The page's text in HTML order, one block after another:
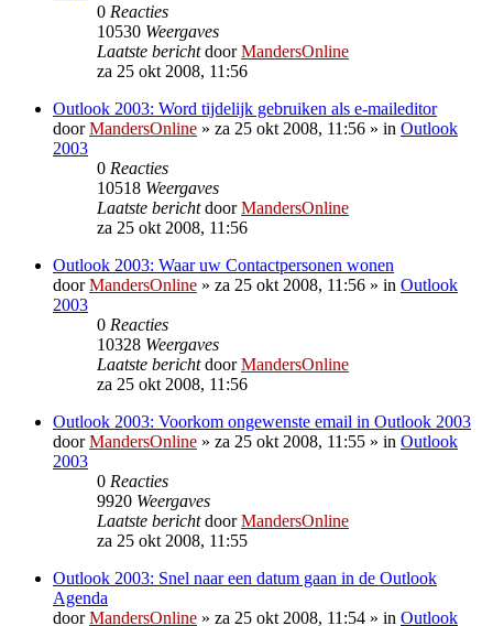
0 Reacties
10530 Weergaves
Laatste berichtdoorMandersOnline
za 25 okt 2008, 11:56
Outlook 2003: Word tijdelijk gebruiken als e-maileditor
doorMandersOnline » za 25 okt 2008, 11:56 » in Outlook
2003
0 Reacties
10518 Weergaves
Laatste berichtdoorMandersOnline
za 25 okt 2008, 11:56
Outlook 2003: Waar uw Contactpersonen wonen
doorMandersOnline » za 25 okt 2008, 11:56 » in Outlook
2003
0 Reacties
10328 Weergaves
Laatste berichtdoorMandersOnline
za 25 okt 2008, 11:56
Outlook 2003: Voorkom ongewenste email in Outlook 2003
doorMandersOnline » za 25 okt 2008, 11:55 » in Outlook
2003
0 Reacties
9920 Weergaves
Laatste berichtdoorMandersOnline
za 25 okt 2008, 11:55
Outlook 2003: Snel naar een datum gaan in de Outlook
Agenda
doorMandersOnline » za 25 okt 2008, 11:54 » in Outlook